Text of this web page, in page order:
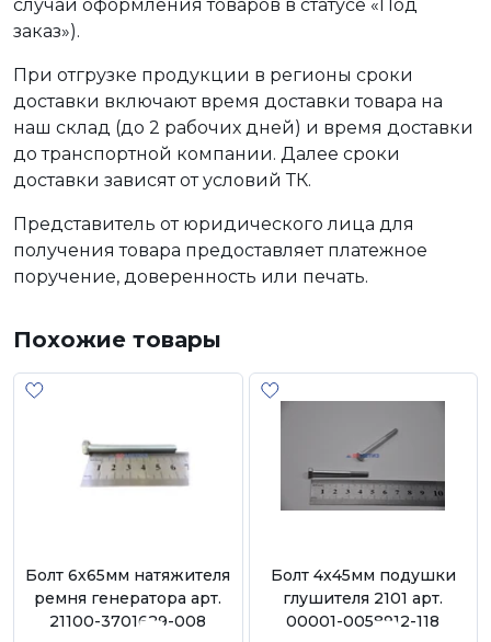
случаи оформления товаров в статусе «Под
заказ»).
При отгрузке продукции в регионы сроки
доставки включают время доставки товара на
наш склад (до 2 рабочих дней) и время доставки
до транспортной компании. Далее сроки
доставки зависят от условий ТК.
Представитель от юридического лица для
получения товара предоставляет платежное
поручение, доверенность или печать.
Похожие товары
Болт 6х65мм натяжителя
ремня генератора арт.
21100-3701629-008
Болт 4х45мм подушки
глушителя 2101 арт.
00001-0058912-118